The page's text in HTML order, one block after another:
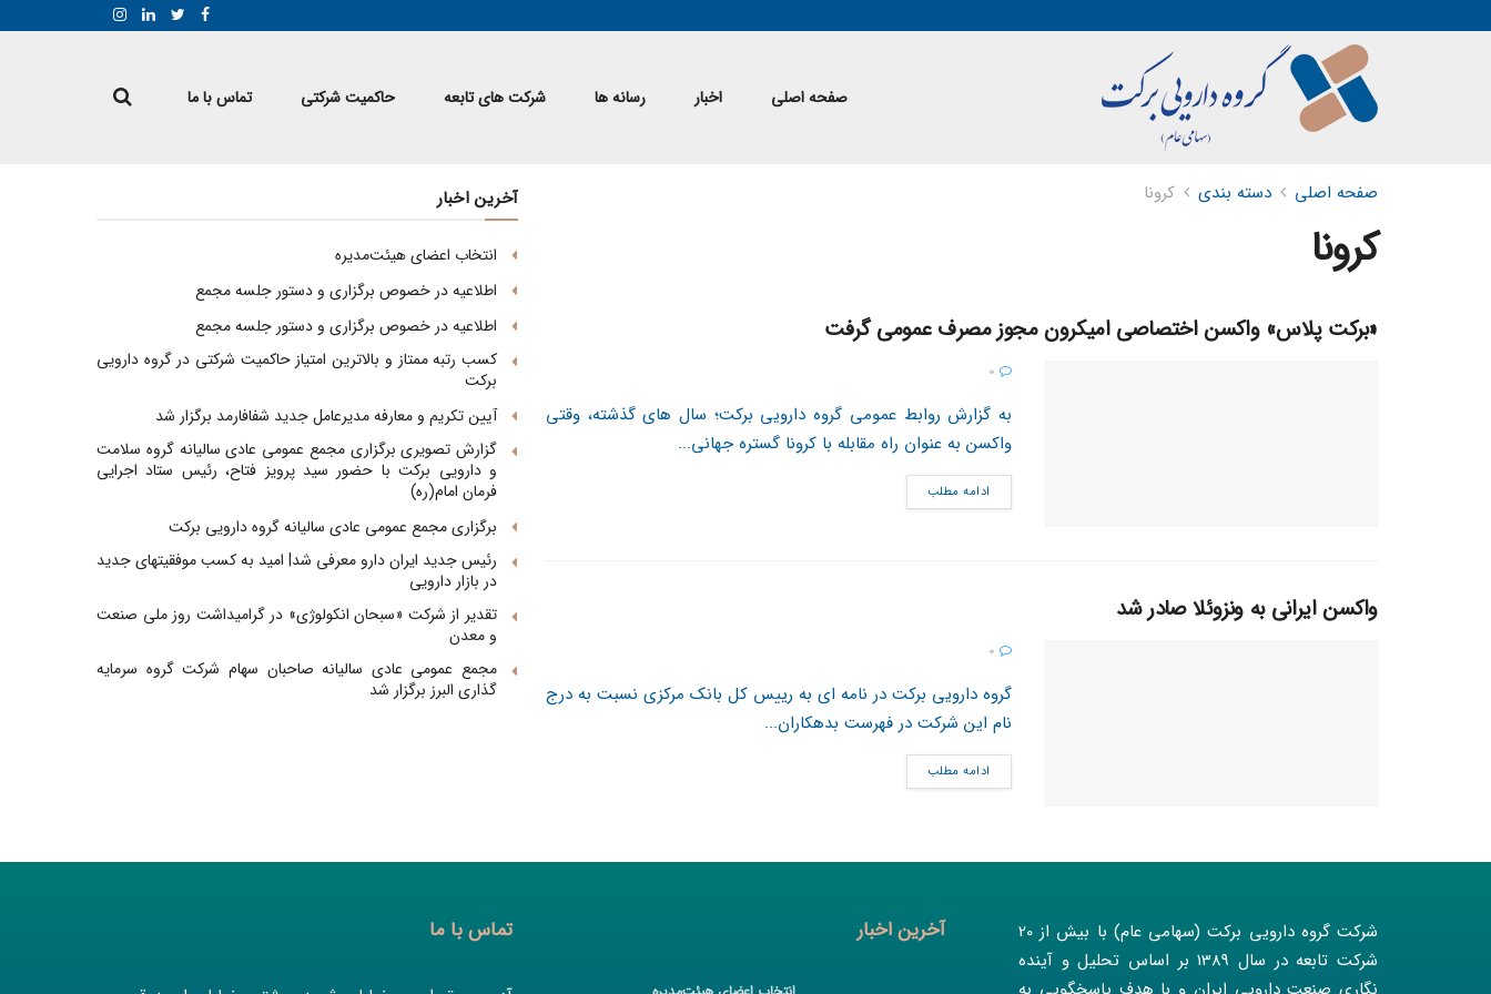
صفحه اصلی اخبار رسانه ها شرکت های تابعه حاکمیت شرکتی تماس با ما
صفحه اصلی دسته بندی کرونا
کرونا
«برکت پلاس» واکسن اختصاصی امیکرون مجوز مصرف عمومی گرفت
به گزارش روابط عمومی گروه دارویی برکت؛ سال های گذشته، وقتی
واکسن به عنوان راه مقابله با کرونا گستره جهانی...
ادامه مطلب
واکسن ایرانی به ونزوئلا صادر شد
گروه دارویی برکت در نامه ای به رییس کل بانک مرکزی نسبت به درج
نام این شرکت در فهرست بدهکاران...
ادامه مطلب
آخرین اخبار
انتخاب اعضای هیئت‌مدیره
اطلاعیه در خصوص برگزاری و دستور جلسه مجمع
اطلاعیه در خصوص برگزاری و دستور جلسه مجمع
کسب رتبه ممتاز و بالاترین امتیاز حاکمیت شرکتی در گروه دارویی
برکت
آیین تکریم و معارفه مدیرعامل جدید شفافارمد برگزار شد
گزارش تصویری برگزاری مجمع عمومی عادی سالیانه گروه سلامت
و دارویی برکت با حضور سید پرویز فتاح، رئیس ستاد اجرایی
فرمان امام(ره)
برگزاری مجمع عمومی عادی سالیانه گروه دارویی برکت
رئیس جدید ایران دارو معرفی شد| امید به کسب موفقیتهای جدید
در بازار دارویی
تقدیر از شرکت «سبحان انکولوژی» در گرامیداشت روز ملی صنعت
و معدن
مجمع عمومی عادی سالیانه صاحبان سهام شرکت گروه سرمایه
گذاری البرز برگزار شد
شرکت گروه دارویی برکت (سهامی عام) با بیش از 20
شرکت تابعه در سال 1389 بر اساس تحلیل و آینده
آخرین اخبار تماس با ما